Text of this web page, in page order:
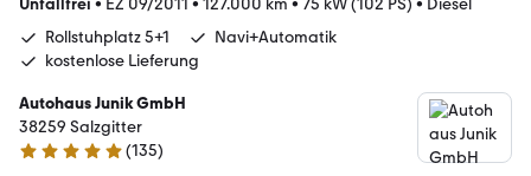
Unfallfrei • EZ 09/2011 • 127.000 km • 75 kW (102 PS) • Diesel
Rollstuhplatz 5+1
Navi+Automatik
kostenlose Lieferung
Autohaus Junik GmbH
38259 Salzgitter
4.9 Sterne
(135)